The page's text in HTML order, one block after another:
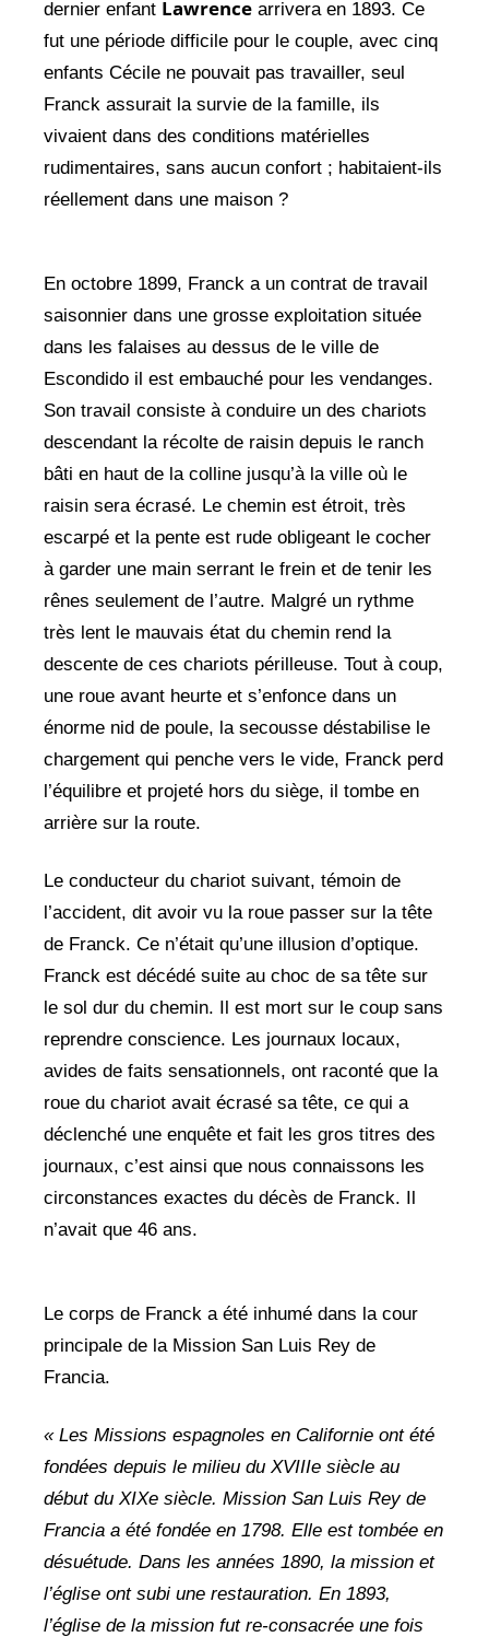
dernier enfant Lawrence arrivera en 1893. Ce
fut une période difficile pour le couple, avec cinq
enfants Cécile ne pouvait pas travailler, seul
Franck assurait la survie de la famille, ils
vivaient dans des conditions matérielles
rudimentaires, sans aucun confort ; habitaient-ils
réellement dans une maison ?
En octobre 1899, Franck a un contrat de travail
saisonnier dans une grosse exploitation située
dans les falaises au dessus de le ville de
Escondido il est embauché pour les vendanges.
Son travail consiste à conduire un des chariots
descendant la récolte de raisin depuis le ranch
bâti en haut de la colline jusqu’à la ville où le
raisin sera écrasé. Le chemin est étroit, très
escarpé et la pente est rude obligeant le cocher
à garder une main serrant le frein et de tenir les
rênes seulement de l’autre. Malgré un rythme
très lent le mauvais état du chemin rend la
descente de ces chariots périlleuse. Tout à coup,
une roue avant heurte et s’enfonce dans un
énorme nid de poule, la secousse déstabilise le
chargement qui penche vers le vide, Franck perd
l’équilibre et projeté hors du siège, il tombe en
arrière sur la route.
Le conducteur du chariot suivant, témoin de
l’accident, dit avoir vu la roue passer sur la tête
de Franck. Ce n’était qu’une illusion d’optique.
Franck est décédé suite au choc de sa tête sur
le sol dur du chemin. Il est mort sur le coup sans
reprendre conscience. Les journaux locaux,
avides de faits sensationnels, ont raconté que la
roue du chariot avait écrasé sa tête, ce qui a
déclenché une enquête et fait les gros titres des
journaux, c’est ainsi que nous connaissons les
circonstances exactes du décès de Franck. Il
n’avait que 46 ans.
Le corps de Franck a été inhumé dans la cour
principale de la Mission San Luis Rey de
Francia.
« Les Missions espagnoles en Californie ont été
fondées depuis le milieu du XVIIIe siècle au
début du XIXe siècle. Mission San Luis Rey de
Francia a été fondée en 1798. Elle est tombée en
désuétude. Dans les années 1890, la mission et
l’église ont subi une restauration. En 1893,
l’église de la mission fut re-consacrée une fois